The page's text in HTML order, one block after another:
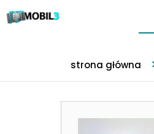
strona główna